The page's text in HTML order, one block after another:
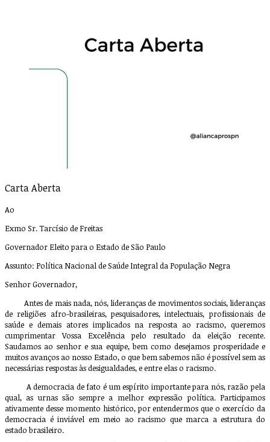
Carta Aberta
Ao
Exmo Sr. Tarcísio de Freitas
Governador Eleito para o Estado de São Paulo
Assunto: Política Nacional de Saúde Integral da População Negra
Senhor Governador,
Antes de mais nada, nós, lideranças de movimentos sociais, lideranças
de religiões afro-brasileiras, pesquisadores, intelectuais, profissionais de
saúde e demais atores implicados na resposta ao racismo, queremos
cumprimentar Vossa Excelência pelo resultado da eleição recente.
Saudamos ao senhor e sua equipe, bem como desejamos prosperidade e
muitos avanços ao nosso Estado, o que bem sabemos não é possível sem as
necessárias respostas às desigualdades, e entre elas o racismo.
A democracia de fato é um espírito importante para nós, razão pela
qual, as urnas são sempre a melhor expressão política. Participamos
ativamente desse momento histórico, por entendermos que o exercício da
democracia é inviável em meio ao racismo que marca a estrutura do
estado brasileiro.